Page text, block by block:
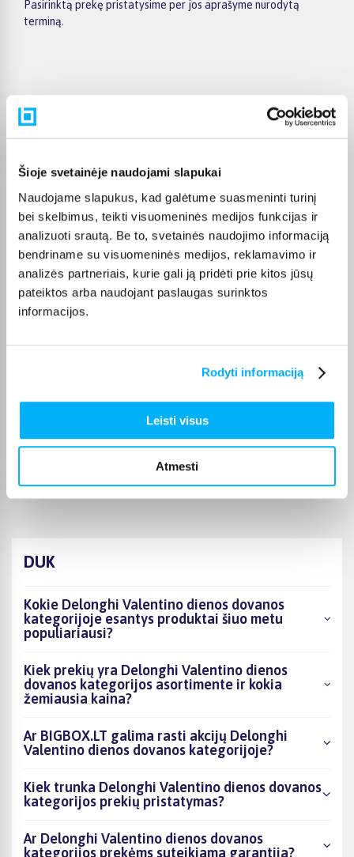
Šioje svetainėje naudojami slapukai
Naudojame slapukus, kad galėtume suasmeninti turinį
bei skelbimus, teikti visuomeninės medijos funkcijas ir
analizuoti srautą. Be to, svetainės naudojimo informaciją
bendriname su visuomeninės medijos, reklamavimo ir
analizės partneriais, kurie gali ją pridėti prie kitos jūsų
pateiktos arba naudojant paslaugas surinktos
informacijos.
Rodyti informaciją
Leisti visus
Atmesti
Pasirinktą prekę pristatysime per jos aprašyme nurodytą
terminą.
Pirkėjų atsiliepimai apie prekes
Patvirtintas pirkėjas
Pigus pasiūlymas
Patvirtintas pirkėjas
Viskas sklandžiai ir greitai, niekada nenuvilia
Prekė gavau ,kokybė puiki , niekas nepažeista , malonu turėti reikalų su
DUK
Kokie Delonghi Valentino dienos dovanos
kategorijoje esantys produktai šiuo metu
populiariausi?
Kiek prekių yra Delonghi Valentino dienos
dovanos kategorijos asortimente ir kokia
žemiausia kaina?
Ar BIGBOX.LT galima rasti akcijų Delonghi
Valentino dienos dovanos kategorijoje?
Kiek trunka Delonghi Valentino dienos dovanos
kategorijos prekių pristatymas?
Ar Delonghi Valentino dienos dovanos
kategorijos prekėms suteikiama garantija?